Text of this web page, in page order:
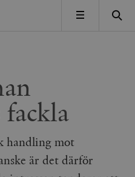
MENY
fackla
handling mot
är det därför